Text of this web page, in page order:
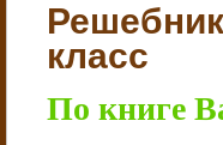
класс
По книге